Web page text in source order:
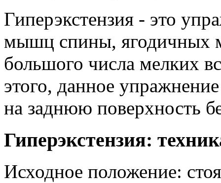
Гиперэкстензия - это
мышц спины,
большого числа мелких
этого, данное
на заднюю поверхность
Гиперэкстензия:
Исходное положение: